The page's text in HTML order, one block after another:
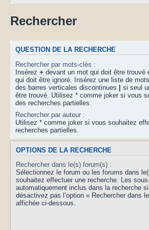
Rechercher
QUESTION DE LA RECHERCHE
Rechercher par mots-clés :
Insérez + devant un mot qui doit être trouvé
qui doit être ignoré. Insérez une liste de
des barres verticales discontinues
si seul
être trouvé. Utilisez * comme joker si vous
des recherches partielles.
Rechercher par auteur :
Utilisez * comme joker si vous souhaitez
recherches partielles.
OPTIONS DE LA RECHERCHE
Rechercher dans le(s) forum(s) :
Sélectionnez le forum ou les forums dans
souhaitez effectuer une recherche. Les
automatiquement inclus dans la recherche
désactivez pas l’option « Rechercher dans
affichée ci-dessous.